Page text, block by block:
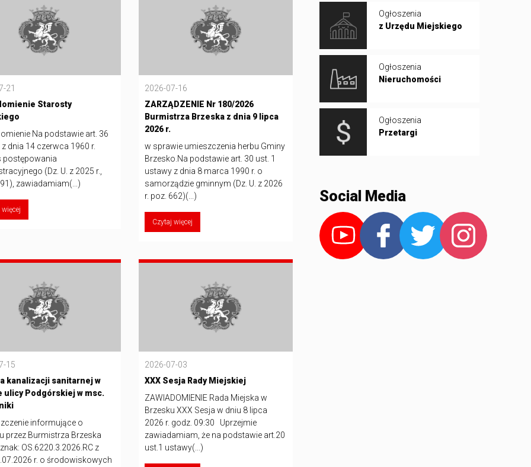
21
Starosty
Na podstawie art. 36
dnia 14 czerwca 1960 r.
postępowania
(Dz. U. z 2025 r.,
zawiadamiam(...)
2026-07-16
ZARZĄDZENIE Nr 180/2026
Burmistrza Brzeska z dnia 9 lipca
2026 r.
w sprawie umieszczenia herbu Gminy
Brzesko.Na podstawie art. 30 ust. 1
ustawy z dnia 8 marca 1990 r. o
samorządzie gminnym (Dz. U. z 2026
r. poz. 662)(...)
Czytaj więcej
15
kanalizacji sanitarnej w
ulicy Podgórskiej w msc.
informujące o
przez Burmistrza Brzeska
OS.6220.3.2026.RC z
r. o środowiskowych
2026-07-03
XXX Sesja Rady Miejskiej
ZAWIADOMIENIE Rada Miejska w
Brzesku XXX Sesja w dniu 8 lipca
2026 r. godz. 09:30 Uprzejmie
zawiadamiam, że na podstawie art.20
ust.1 ustawy(...)
Ogłoszenia
z Urzędu Miejskiego
Ogłoszenia
Nieruchomości
Ogłoszenia
Przetargi
Social Media